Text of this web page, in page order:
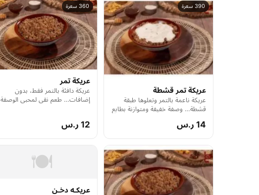
390 سعرة
عريكة تمر قشطة
عريكة ناعمة بالتمر وتعلوها طبقة
قشطة… وصفة خفيفة ومتوازنة بطابع
14 ر.س
360 سعرة
عريكة تمر
عريكة دافئة بالتمر فقط، بدون
إضافات… طعم نقي لمحبي الوصفة
12 ر.س
🍽️
عريكـه دخـن